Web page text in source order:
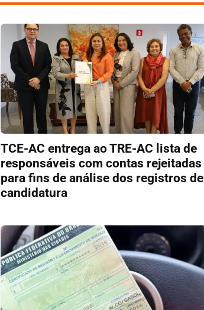
TCE-AC entrega ao TRE-AC lista de
responsáveis com contas rejeitadas
para fins de análise dos registros de
candidatura